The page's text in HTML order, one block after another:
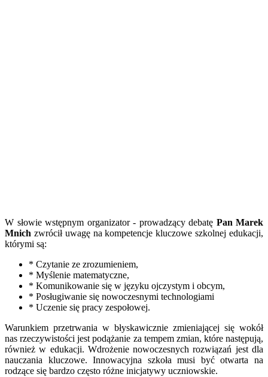
W słowie wstępnym organizator - prowadzący debatę Pan Marek
Mnich zwrócił uwagę na kompetencje kluczowe szkolnej edukacji,
którymi są:
* Czytanie ze zrozumieniem,
* Myślenie matematyczne,
* Komunikowanie się w języku ojczystym i obcym,
* Posługiwanie się nowoczesnymi technologiami
* Uczenie się pracy zespołowej.
Warunkiem przetrwania w błyskawicznie zmieniającej się wokół
nas rzeczywistości jest podążanie za tempem zmian, które następują,
również w edukacji. Wdrożenie nowoczesnych rozwiązań jest dla
nauczania kluczowe. Innowacyjna szkoła musi być otwarta na
rodzące się bardzo często różne inicjatywy uczniowskie.